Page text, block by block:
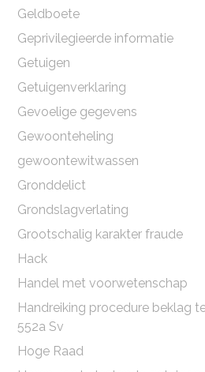
Geldboete
Geprivilegieerde informatie
Getuigen
Getuigenverklaring
Gevoelige gegevens
Gewoonteheling
gewoontewitwassen
Gronddelict
Grondslagverlating
Grootschalig karakter fraude
Hack
Handel met voorwetenschap
Handreiking procedure beklag
552a Sv
Hoge Raad